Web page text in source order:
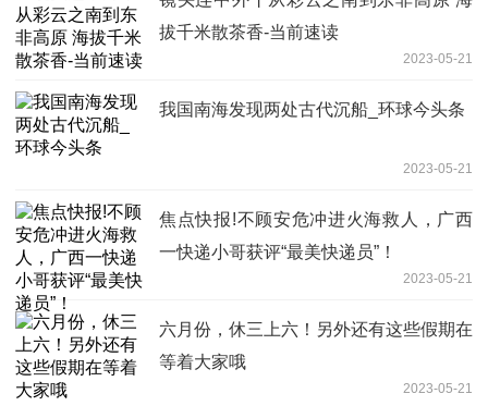
拔千米散茶香-当前速读
2023-05-21
我国南海发现两处古代沉船_环球今头条
2023-05-21
焦点快报!不顾安危冲进火海救人，广西
一快递小哥获评“最美快递员”！
2023-05-21
六月份，休三上六！另外还有这些假期在
等着大家哦
2023-05-21